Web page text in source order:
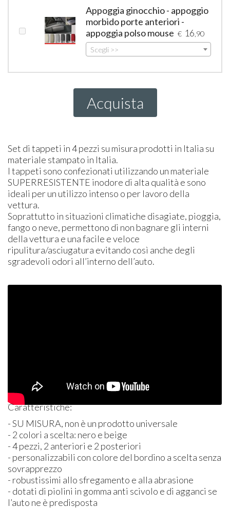
Appoggia ginocchio - appoggio
morbido porte anteriori -
appoggia polso mouse € 16 ,90
Scegli >>
Acquista
Set di tappeti in 4 pezzi su misura prodotti in Italia su
materiale stampato in Italia.
I tappeti sono confezionati utilizzando un materiale
SUPERRESISTENTE inodore di alta qualità e sono
ideali per un utilizzo intenso o per lavoro della
vettura.
Soprattutto in situazioni climatiche disagiate, pioggia,
fango o neve, permettono di non bagnare gli interni
della vettura e una facile e veloce
ripulitura/asciugatura evitando così anche degli
sgradevoli odori all’interno dell’auto.
Caratteristiche:
- SU MISURA, non è un prodotto universale
- 2 colori a scelta: nero e beige
- 4 pezzi, 2 anteriori e 2 posteriori
- personalizzabili con colore del bordino a scelta senza
sovrapprezzo
- robustissimi allo sfregamento e alla abrasione
- dotati di piolini in gomma anti scivolo e di agganci se
l’auto ne è predisposta